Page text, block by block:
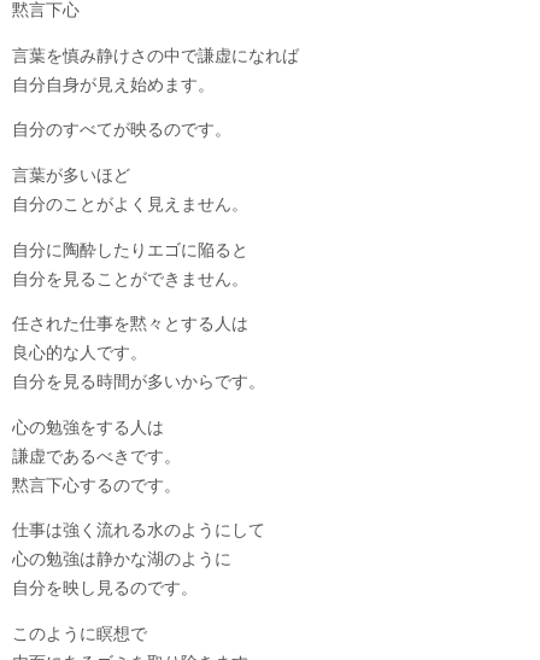
黙言下心
言葉を慎み静けさの中で謙虚になれば
自分自身が見え始めます。
自分のすべてが映るのです。
言葉が多いほど
自分のことがよく見えません。
自分に陶酔したりエゴに陥ると
自分を見ることができません。
任された仕事を黙々とする人は
良心的な人です。
自分を見る時間が多いからです。
心の勉強をする人は
謙虚であるべきです。
黙言下心するのです。
仕事は強く流れる水のようにして
心の勉強は静かな湖のように
自分を映し見るのです。
このように瞑想で